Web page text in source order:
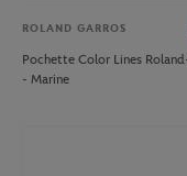
ROLAND GARROS
Pochette Color Lines
- Marine